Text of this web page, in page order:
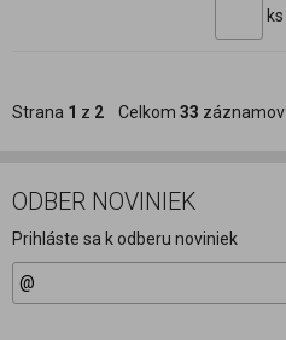
ks
Strana 1 z 2 Celkom 33 záznamov
ODBER NOVINIEK
Prihláste sa k odberu noviniek